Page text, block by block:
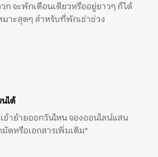
ก จะพักเดือนเดียวหรืออยู่ยาวๆ ก็ได้
มาะสุดๆ สำหรับที่พักเช่าช่วง
ได้
ข้าย้ายออกวันไหน จองออนไลน์แสน
ดหรือเอกสารเพิ่มเติม*